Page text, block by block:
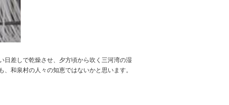
日差しで乾燥させ、夕方頃から吹く三河湾の湿
和泉村の人々の知恵ではないかと思います。